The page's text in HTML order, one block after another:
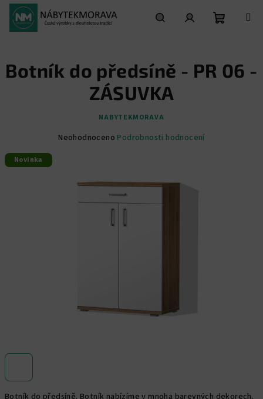
Přejít
obsah
košík
Botník do předsíně. Botník nabízíme v mnoha barevných dekorech.
Botník do předsíně - PR 06 -
ZÁSUVKA
NABYTEKMORAVA
Průměrné
Neohodnoceno Podrobnosti hodnocení
Novinka